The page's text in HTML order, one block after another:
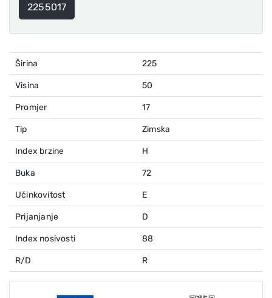
2255017
Širina 225
Visina 50
Promjer 17
Tip Zimska
Index brzine H
Buka 72
Učinkovitost E
Prijanjanje D
Index nosivosti 88
R/D R